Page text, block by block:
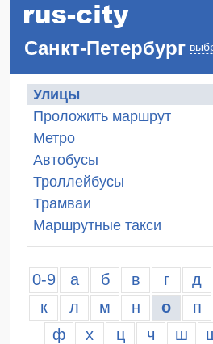
Санкт-Петербург
Улицы
Проложить маршрут
Метро
Автобусы
Троллейбусы
Трамваи
Маршрутные такси
0-9 а б в г д
к
л м н о п
ф
х ц ч ш